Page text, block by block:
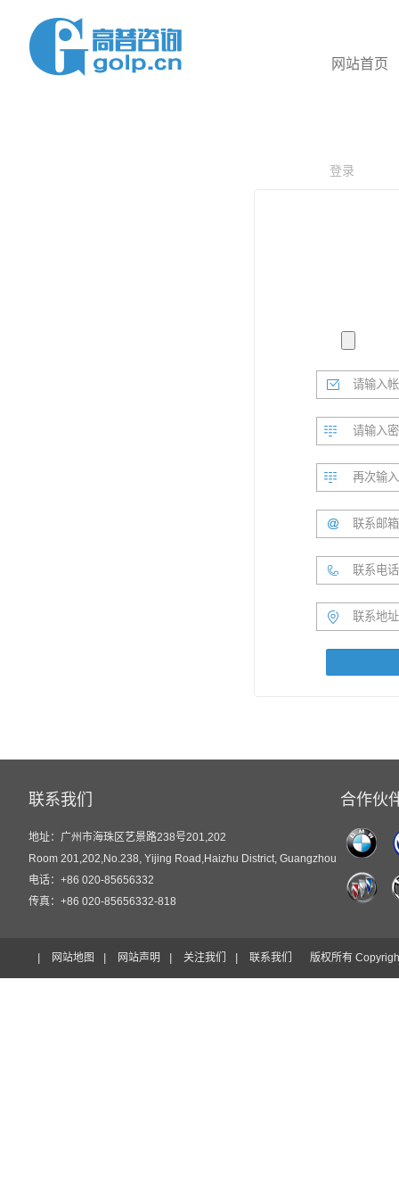
网站首页
登录
联系我们
地址：广州市海珠区艺景路238号201,202
Room 201,202,No.238, Yijing Road,Haizhu District, Guangzhou
电话：+86 020-85656332
传真：+86 020-85656332-818
合作伙
网站地图 网站声明 关注我们 联系我们 版权所有